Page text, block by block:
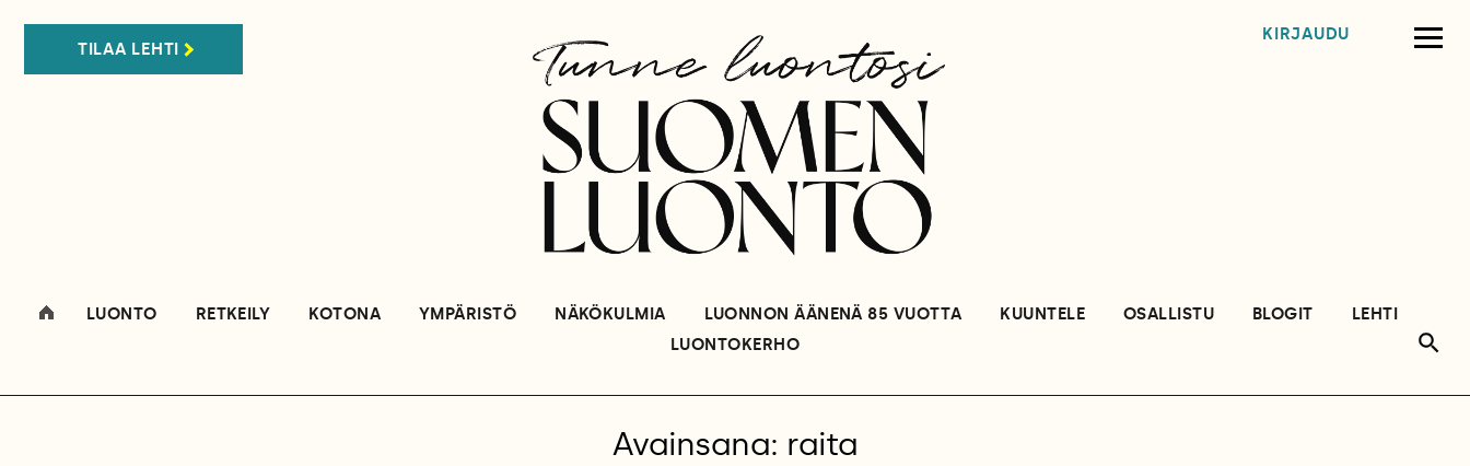
TILAA LEHTI
KIRJAUDU
LUONTO RETKEILY KOTONA YMPÄRISTÖ NÄKÖKULMIA LUONNON ÄÄNENÄ 85 VUOTTA KUUNTELE OSALLISTU BLOGIT
LEHTI
LUONTOKERHO
Avainsana: raita